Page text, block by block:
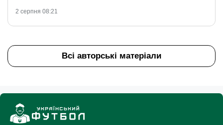
2 серпня 08:21
Всі авторські матеріали